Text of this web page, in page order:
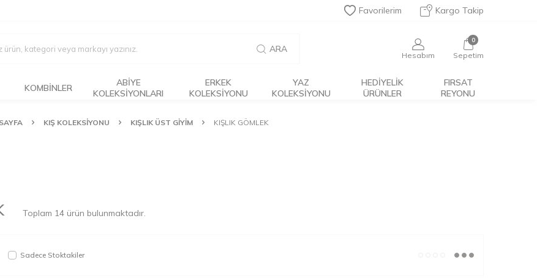
Favorilerim Kargo Takip
ARA
Hesabım
0
Sepetim
KOMBİNLER
ABİYE
KOLEKSİYONLARI
ERKEK
KOLEKSIYONU
YAZ
KOLEKSIYONU
HEDİYELİK
ÜRÜNLER
FIRSAT
REYONU
KIŞ KOLEKSİYONU KIŞLIK ÜST GİYİM KIŞLIK GÖMLEK
Toplam 14 ürün bulunmaktadır.
Sadece Stoktakiler